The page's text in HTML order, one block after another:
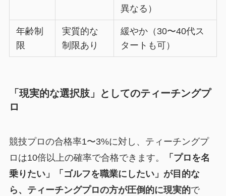
異なる）
年齢制
限
実質的な
制限あり
緩やか（30〜40代ス
タートも可）
「現実的な選択肢」としてのティーチングプ
ロ
競技プロの合格率1〜3%に対し、ティーチングプ
ロは10倍以上の確率で合格できます。
「プロを名
乗りたい」「ゴルフを職業にしたい」が目的な
ら、ティーチングプロの方が圧倒的に現実的で